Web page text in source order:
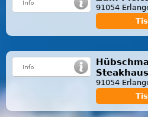
91054
91054